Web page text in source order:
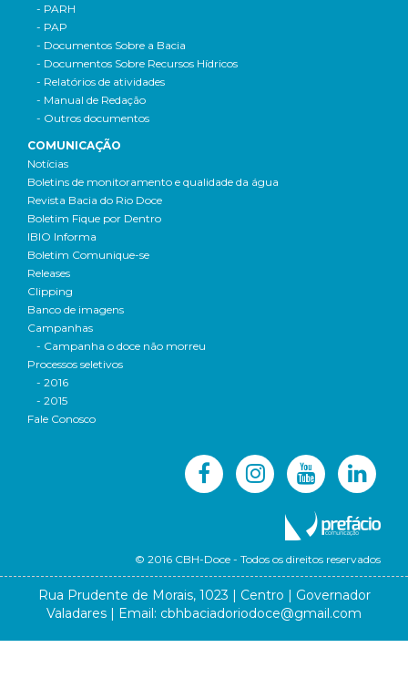
- PARH
- PAP
- Documentos Sobre a Bacia
- Documentos Sobre Recursos Hídricos
- Relatórios de atividades
- Manual de Redação
- Outros documentos
COMUNICAÇÃO
Notícias
Boletins de monitoramento e qualidade da água
Revista Bacia do Rio Doce
Boletim Fique por Dentro
IBIO Informa
Boletim Comunique-se
Releases
Clipping
Banco de imagens
Campanhas
- Campanha o doce não morreu
Processos seletivos
- 2016
- 2015
Fale Conosco
© 2016 CBH-Doce - Todos os direitos reservados
Rua Prudente de Morais, 1023 | Centro | Governador
Valadares | Email: cbhbaciadoriodoce@gmail.com